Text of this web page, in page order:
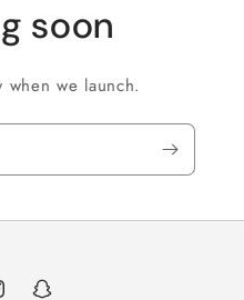
soon
we launch.